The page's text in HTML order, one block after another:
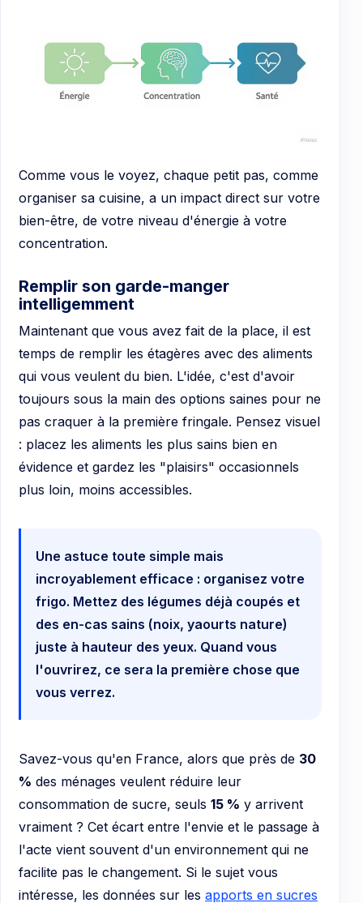
Comme vous le voyez, chaque petit pas, comme
organiser sa cuisine, a un impact direct sur votre
bien-être, de votre niveau d'énergie à votre
concentration.
Remplir son garde-manger
intelligemment
Maintenant que vous avez fait de la place, il est
temps de remplir les étagères avec des aliments
qui vous veulent du bien. L'idée, c'est d'avoir
toujours sous la main des options saines pour ne
pas craquer à la première fringale. Pensez visuel
: placez les aliments les plus sains bien en
évidence et gardez les "plaisirs" occasionnels
plus loin, moins accessibles.
Une astuce toute simple mais
incroyablement efficace : organisez votre
frigo. Mettez des légumes déjà coupés et
des en-cas sains (noix, yaourts nature)
juste à hauteur des yeux. Quand vous
l'ouvrirez, ce sera la première chose que
vous verrez.
Savez-vous qu'en France, alors que près de 30
% des ménages veulent réduire leur
consommation de sucre, seuls 15 % y arrivent
vraiment ? Cet écart entre l'envie et le passage à
l'acte vient souvent d'un environnement qui ne
facilite pas le changement. Si le sujet vous
intéresse, les données sur les apports en sucres